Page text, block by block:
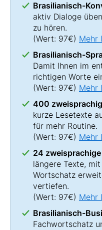
Brasilianisch-
aktiv Dialoge
zu hören.
(Wert: 97€) Mehr
Brasilianisch-
Damit Ihnen im
richtigen Worte
(Wert: 97€) Mehr
400
kurze Lesetexte
für mehr Routine.
(Wert: 97€) Mehr
24 zweisprachige
längere Texte,
Wortschatz
vertiefen.
(Wert: 97€) Mehr
Brasilianisch-
Fachwortschatz